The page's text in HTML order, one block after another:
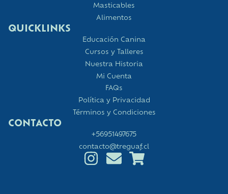
Masticables
Alimentos
QUICKLINKS
Educación Canina
Cursos y Talleres
Nuestra Historia
Mi Cuenta
FAQs
Política y Privacidad
Términos y Condiciones
CONTACTO
+56951497675
contacto@treguaf.cl